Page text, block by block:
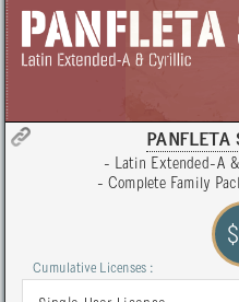
PANFLETA
- Latin Extended-A
- Complete Family
Cumulative Licenses :